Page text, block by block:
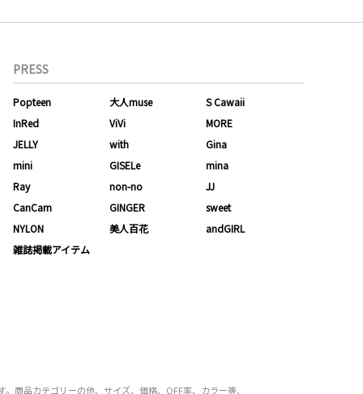
PRESS
Popteen 大人muse
S Cawaii
InRed
ViVi
MORE
JELLY
with
Gina
mini
GISELe
mina
Ray
non-no
JJ
CanCam
GINGER
sweet
NYLON
美人百花
andGIRL
雑誌掲載アイテム
商品カテゴリーの他、サイズ、価格、OFF率、カラー等、